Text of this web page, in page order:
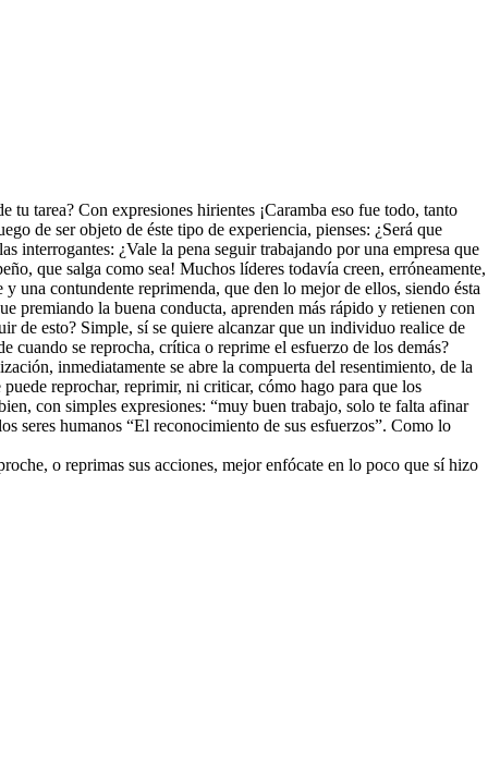
tarea? Con expresiones hirientes ¡Caramba eso fue todo, tanto
de ser objeto de éste tipo de experiencia, pienses: ¿Será que
interrogantes: ¿Vale la pena seguir trabajando por una empresa que
que salga como sea! Muchos líderes todavía creen, erróneamente,
una contundente reprimenda, que den lo mejor de ellos, siendo ésta
premiando la buena conducta, aprenden más rápido y retienen con
de esto? Simple, sí se quiere alcanzar que un individuo realice de
cuando se reprocha, crítica o reprime el esfuerzo de los demás?
inmediatamente se abre la compuerta del resentimiento, de la
reprochar, reprimir, ni criticar, cómo hago para que los
con simples expresiones: “muy buen trabajo, solo te falta afinar
seres humanos “El reconocimiento de sus esfuerzos”. Como lo
o reprimas sus acciones, mejor enfócate en lo poco que sí hizo